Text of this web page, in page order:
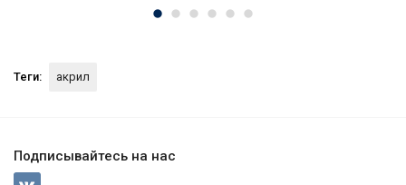
Теги: акрил
Подписывайтесь на нас